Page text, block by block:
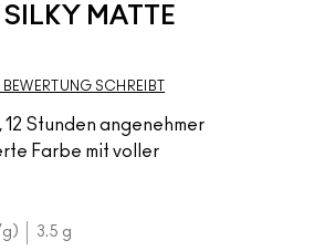
MATTE
BEWERTUNG SCHREIBT
Stunden angenehmer
Farbe mit voller
3.5 g